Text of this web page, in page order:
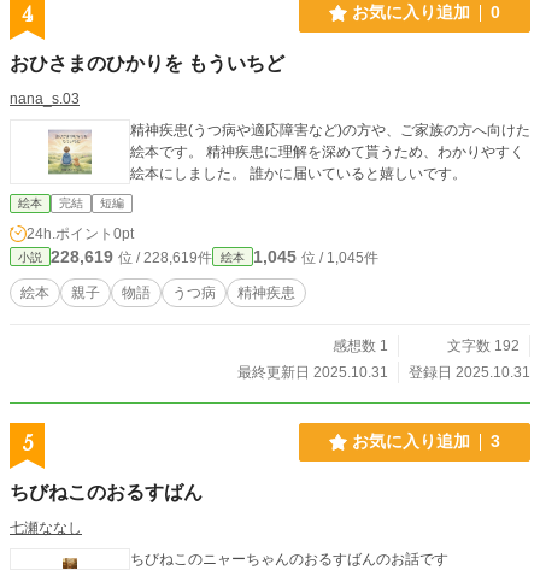
4 お気に入り追加 0
おひさまのひかりを もういちど
nana_s.03
精神疾患(うつ病や適応障害など)の方や、ご家族の方へ向けた
絵本です。 精神疾患に理解を深めて貰うため、わかりやすく
絵本にしました。 誰かに届いていると嬉しいです。
絵本 完結 短編
24h.ポイント 0pt
小説 228,619 位 / 228,619件 絵本 1,045 位 / 1,045件
絵本 親子 物語 うつ病 精神疾患
感想数 1
文字数 192
最終更新日 2025.10.31
登録日 2025.10.31
5 お気に入り追加 3
ちびねこのおるすばん
七瀬ななし
ちびねこのニャーちゃんのおるすばんのお話です